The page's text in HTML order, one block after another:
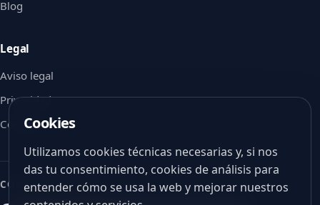
Blog
Legal
Aviso legal
Privacidad
Cookies
CON EL APOYO DE
Cookies
Utilizamos cookies técnicas necesarias y, si nos
das tu consentimiento, cookies de análisis para
entender cómo se usa la web y mejorar nuestros